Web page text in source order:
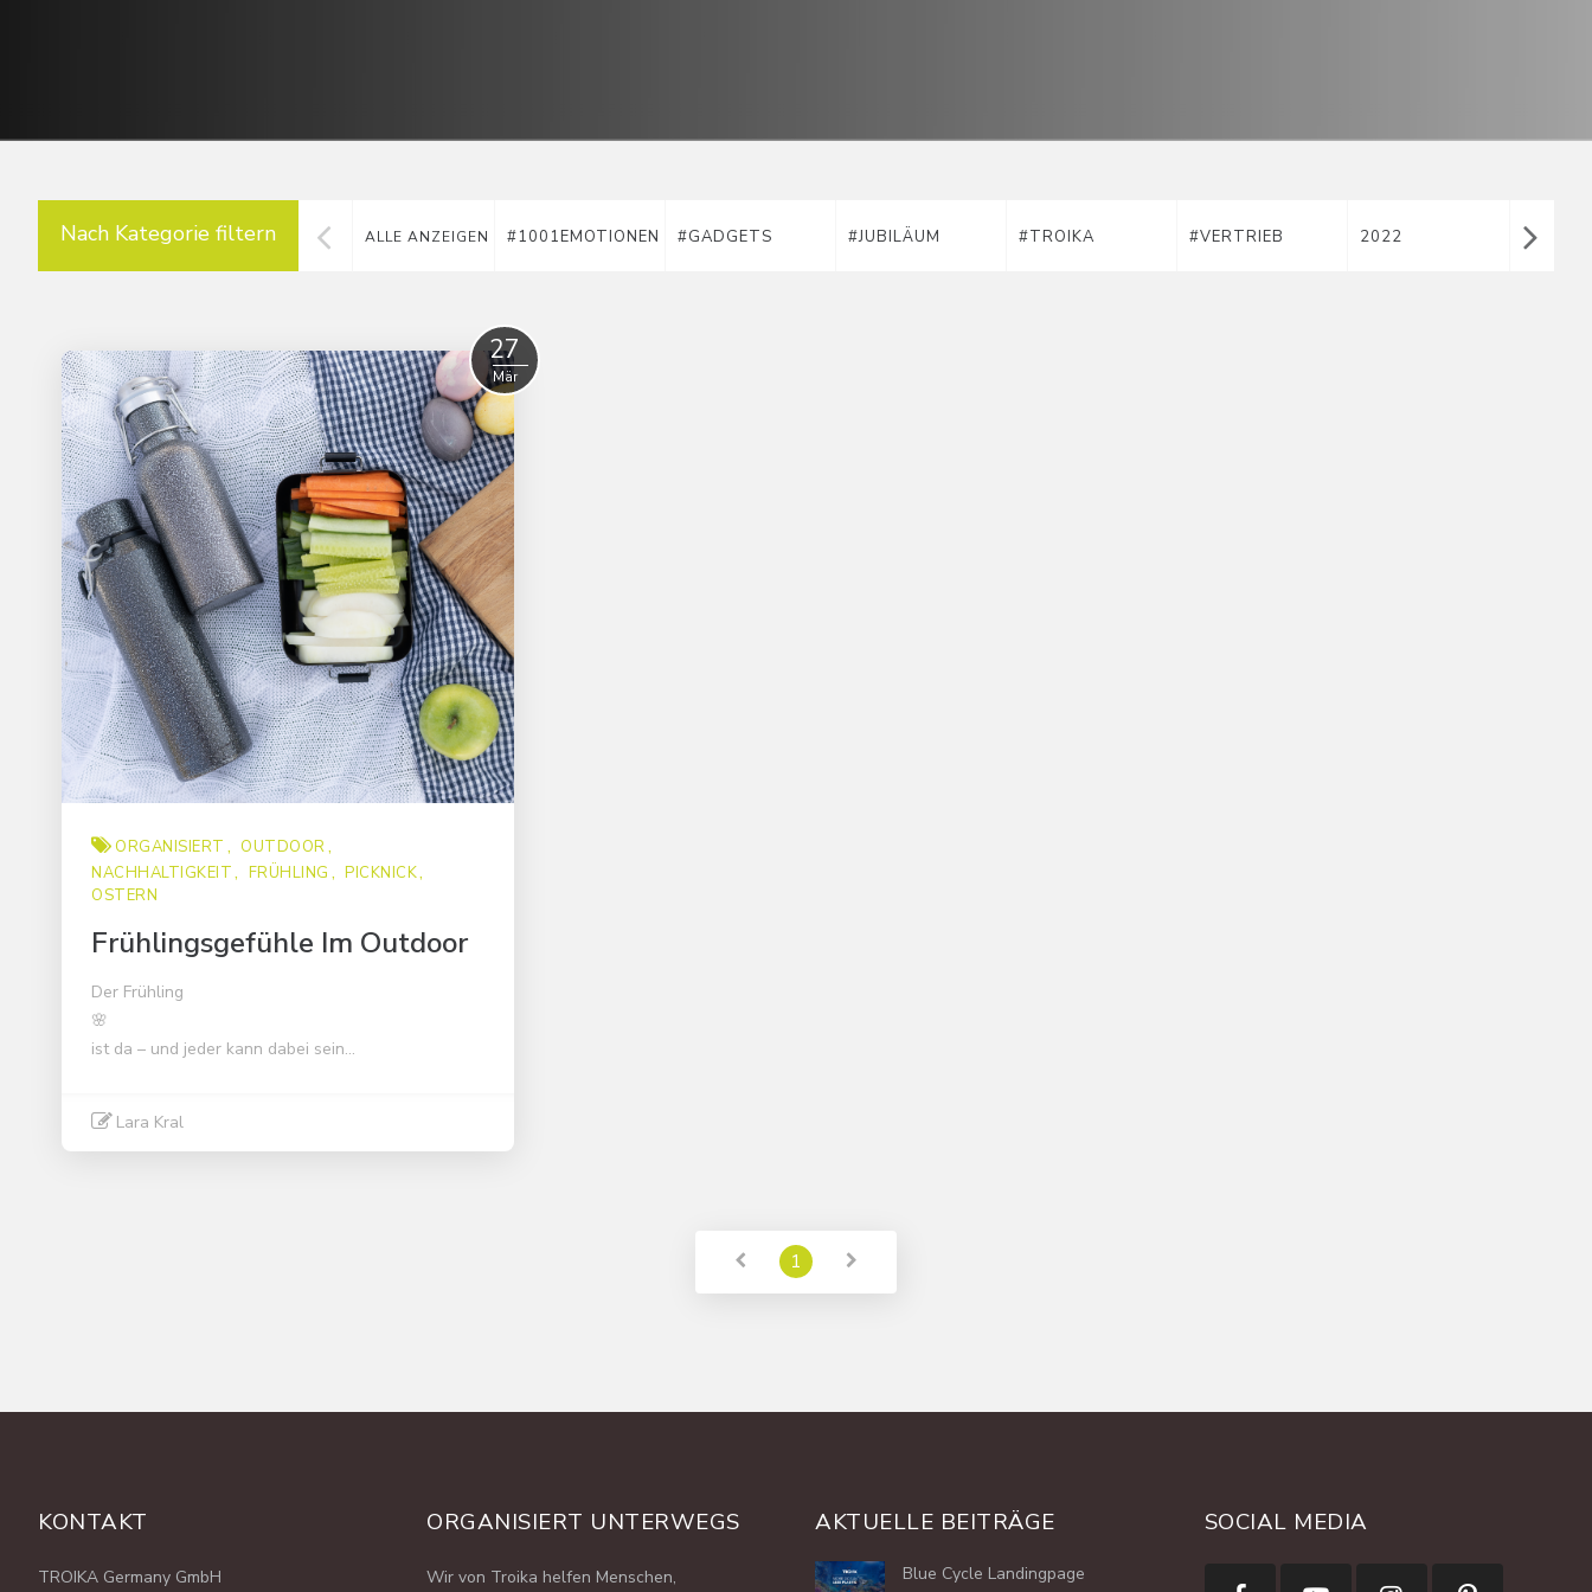
Nach Kategorie filtern ALLE ANZEIGEN #1001EMOTIONEN #GADGETS #JUBILÄUM #TROIKA #VERTRIEB 2022 2023
27
Mär
ORGANISIERT
OUTDOOR
NACHHALTIGKEIT
FRÜHLING
PICKNICK
OSTERN
Frühlingsgefühle Im Outdoor
Der Frühling
🌸
ist da – und jeder kann dabei sein...
Lara Kral
1
KONTAKT
TROIKA Germany GmbH
ORGANISIERT UNTERWEGS
Wir von Troika helfen Menschen,
AKTUELLE BEITRÄGE
Blue Cycle Landingpage
SOCIAL MEDIA